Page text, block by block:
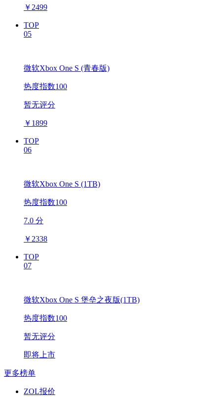
￥ 2499
TOP
05
微软Xbox One S (青春版)
热度指数100
暂无评分
￥ 1899
TOP
06
微软Xbox One S (1TB)
热度指数100
7.0 分
￥ 2338
TOP
07
微软Xbox One S 堡垒之夜版(1TB)
热度指数100
暂无评分
即将上市
更多榜单
ZOL报价